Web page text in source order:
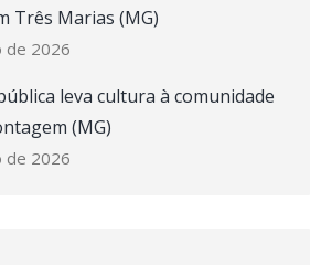
Três Marias (MG)
de 2026
leva cultura à comunidade
(MG)
de 2026